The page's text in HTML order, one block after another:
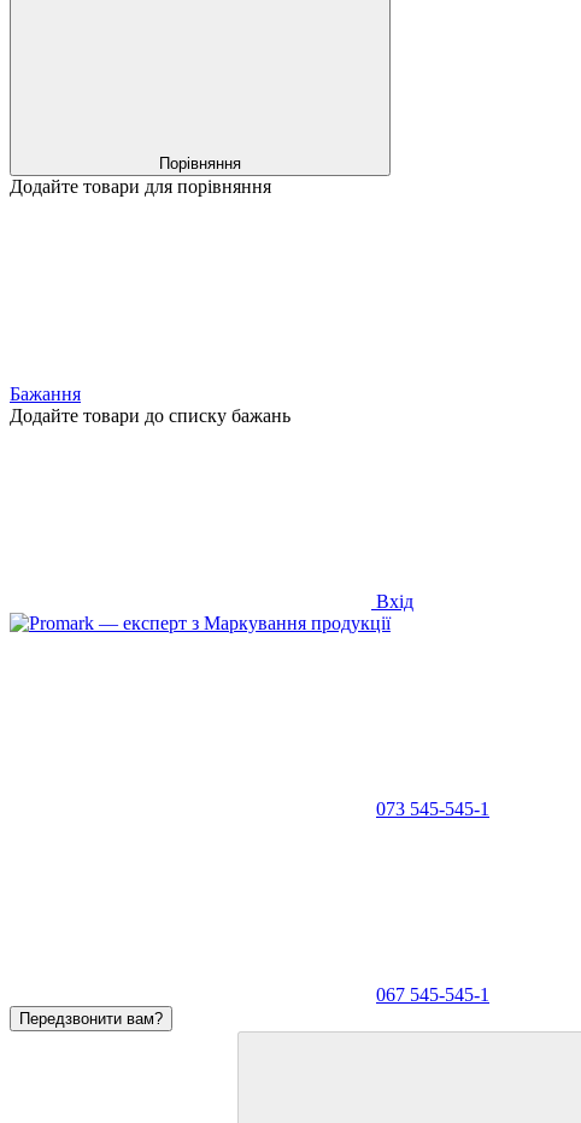
Порівняння
Додайте товари для порівняння
Бажання
Додайте товари до списку бажань
Вхід
073 545-545-1
067 545-545-1
Передзвонити вам?